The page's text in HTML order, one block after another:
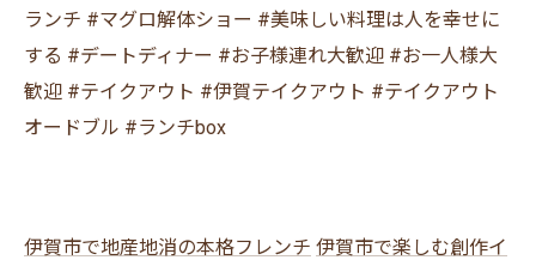
ランチ #マグロ解体ショー #美味しい料理は人を幸せに
する #デートディナー #お子様連れ大歓迎 #お一人様大
歓迎 #テイクアウト #伊賀テイクアウト #テイクアウト
オードブル #ランチbox
伊賀市で地産地消の本格フレンチ 伊賀市で楽しむ創作イ